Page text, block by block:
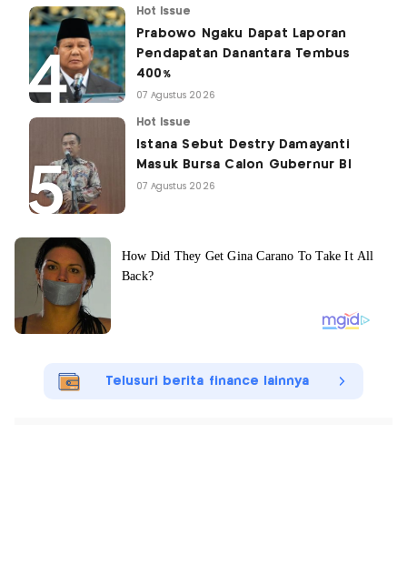
Hot Issue
Prabowo Ngaku Dapat Laporan
Pendapatan Danantara Tembus
400%
07 Agustus 2026
Hot Issue
Istana Sebut Destry Damayanti
Masuk Bursa Calon Gubernur BI
07 Agustus 2026
Telusuri berita finance lainnya